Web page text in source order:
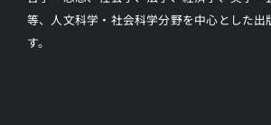
等、人文科学・社会科学分野を中心とした出
す。